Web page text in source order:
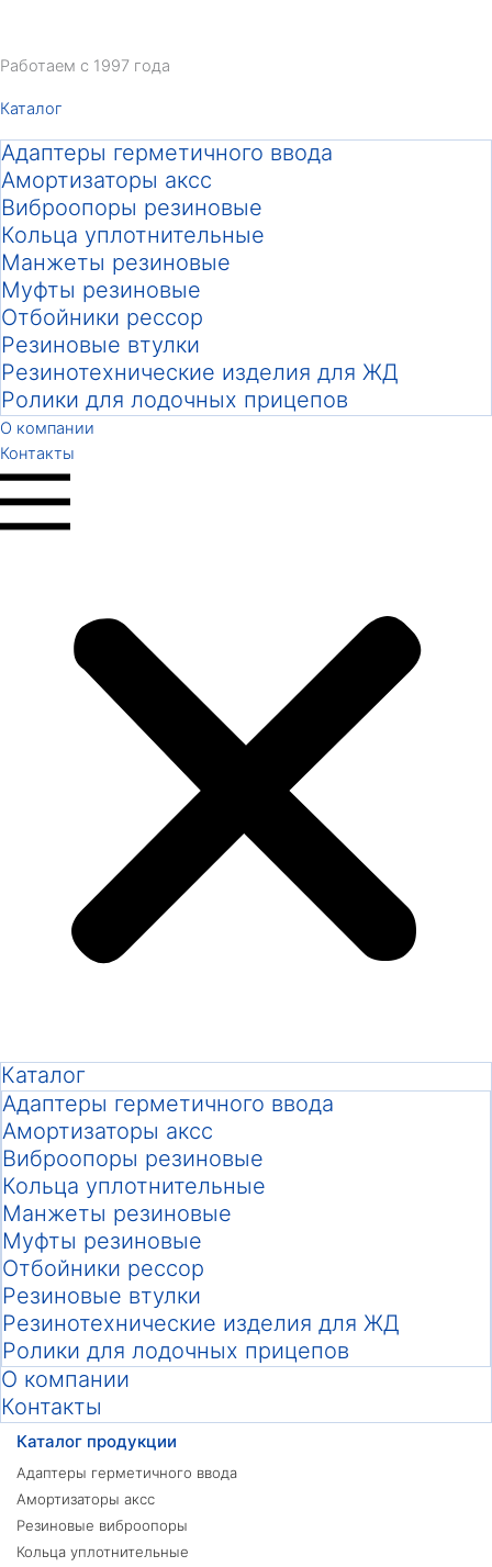
кРаботаем с 1997 года
Каталог
Адаптеры герметичного ввода
Амортизаторы аксс
Виброопоры резиновые
Кольца уплотнительные
Манжеты резиновые
Муфты резиновые
Отбойники рессор
Резиновые втулки
Резинотехнические изделия для ЖД
Ролики для лодочных прицепов
О компании
Контакты
Каталог
Адаптеры герметичного ввода
Амортизаторы аксс
Виброопоры резиновые
Кольца уплотнительные
Манжеты резиновые
Муфты резиновые
Отбойники рессор
Резиновые втулки
Резинотехнические изделия для ЖД
Ролики для лодочных прицепов
О компании
Контакты
Каталог продукции
Адаптеры герметичного ввода
Амортизаторы аксс
Резиновые виброопоры
Кольца уплотнительные